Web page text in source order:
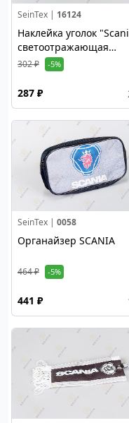
SeinTex | 16124
Наклейка уголок
светоотражающая
(полоска синяя) правая
сторона
302 ₽ -5%
287 ₽
SeinTex | 0058
Органайзер SCANIA
464 ₽ -5%
441 ₽